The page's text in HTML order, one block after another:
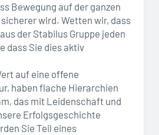
Bewegung auf der ganzen
wird. Wetten wir, dass
der Stabilus Gruppe jeden
dass Sie dies aktiv
auf eine offene
haben flache Hierarchien
das mit Leidenschaft und
Erfolgsgeschichte
Sie Teil eines